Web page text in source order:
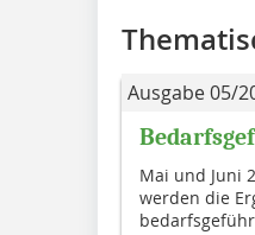
Ausgabe 05/
Mai und Juni
werden die